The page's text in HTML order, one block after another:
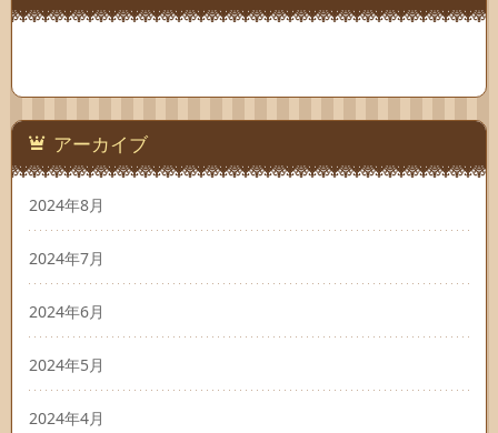
アーカイブ
2024年8月
2024年7月
2024年6月
2024年5月
2024年4月